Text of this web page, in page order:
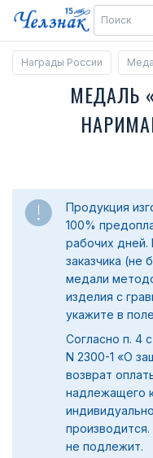
Награды России
МЕДАЛЬ
Продукция
100%
рабочих дней.
заказчика (не
медали
изделия с
укажите в
Согласно п. 4
N 2300-1 «О
возврат
надлежащего
не подлежит.